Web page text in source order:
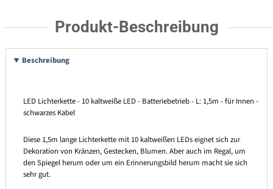
Produkt-Beschreibung
Beschreibung
LED Lichterkette - 10 kaltweiße LED - Batteriebetrieb - L: 1,5m - für Innen -
schwarzes Kabel
Diese 1,5m lange Lichterkette mit 10 kaltweißen LEDs eignet sich zur
Dekoration von Kränzen, Gestecken, Blumen. Aber auch im Regal, um
den Spiegel herum oder um ein Erinnerungsbild herum macht sie sich
sehr gut.